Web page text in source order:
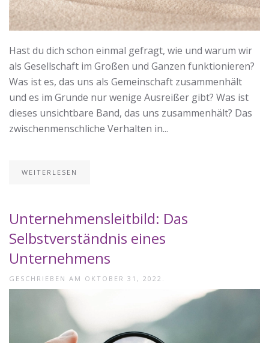
Hast du dich schon einmal gefragt, wie und warum wir
als Gesellschaft im Großen und Ganzen funktionieren?
Was ist es, das uns als Gemeinschaft zusammenhält
und es im Grunde nur wenige Ausreißer gibt? Was ist
dieses unsichtbare Band, das uns zusammenhält? Das
zwischenmenschliche Verhalten in...
WEITERLESEN
Unternehmensleitbild: Das
Selbstverständnis eines
Unternehmens
GESCHRIEBEN AM OKTOBER 31, 2022 .